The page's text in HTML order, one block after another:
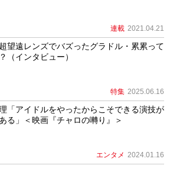
連載 2021.04.21
望遠レンズでバズったグラドル・累累って
（インタビュー）
特集 2025.06.16
「アイドルをやったからこそできる演技が
る」＜映画『チャロの囀り』＞
エンタメ 2024.01.16